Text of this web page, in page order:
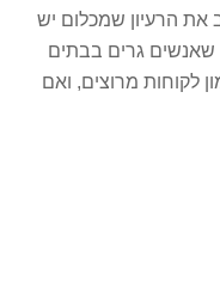
את הרעיון שמכלום יש
שאנשים גרים בבתים
לקוחות מרוצים, ואם